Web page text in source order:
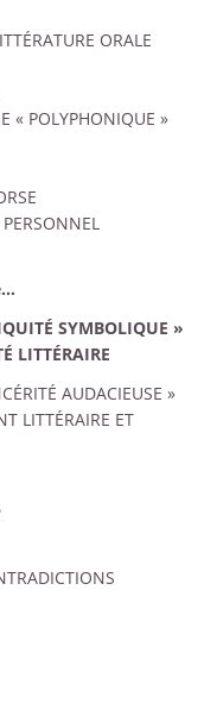
ORALE
« POLYPHONIQUE »
SYMBOLIQUE »
LITTÉRAIRE
AUDACIEUSE »
LITTÉRAIRE ET